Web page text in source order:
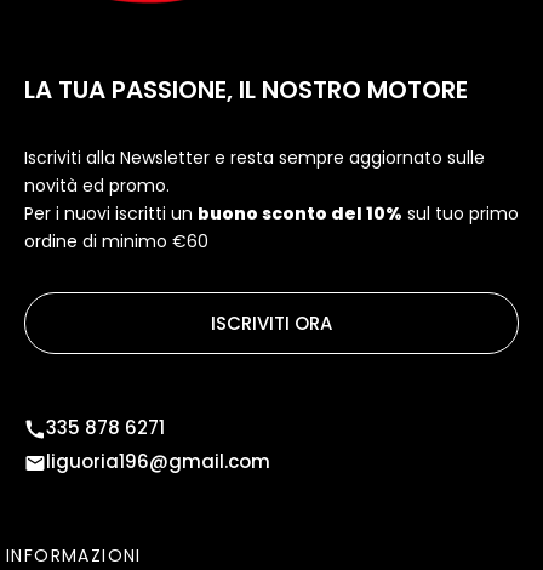
LA TUA PASSIONE, IL NOSTRO MOTORE
Iscriviti alla Newsletter e resta sempre aggiornato sulle
novità ed promo.
Per i nuovi iscritti un buono sconto del 10% sul tuo primo
ordine di minimo €60
ISCRIVITI ORA
335 878 6271
liguoria196@gmail.com
INFORMAZIONI